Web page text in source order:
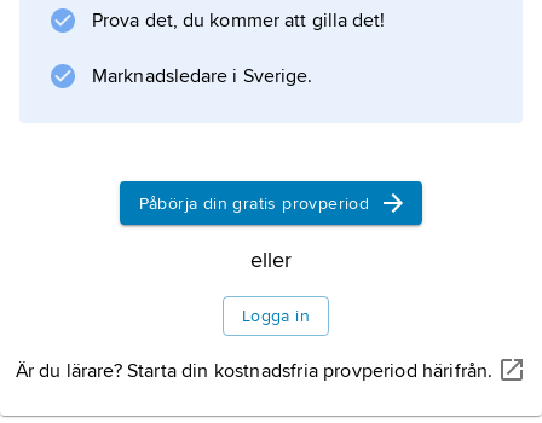
kunde arbeta samtidigt på en stor skulptur.
såsom skissering, renritning och färgläggning.
Information om artikeln
Prova det, du kommer att gilla det!
Marknadsledare i Sverige.
Påbörja din gratis provperiod
eller
Logga in
Är du lärare? Starta din kostnadsfria provperiod härifrån.